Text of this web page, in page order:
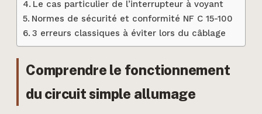
Le cas particulier de l’interrupteur à voyant
Normes de sécurité et conformité NF C 15-100
3 erreurs classiques à éviter lors du câblage
Comprendre le fonctionnement
du circuit simple allumage